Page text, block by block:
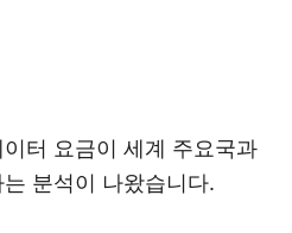
터 요금이 세계 주요국과
분석이 나왔습니다.